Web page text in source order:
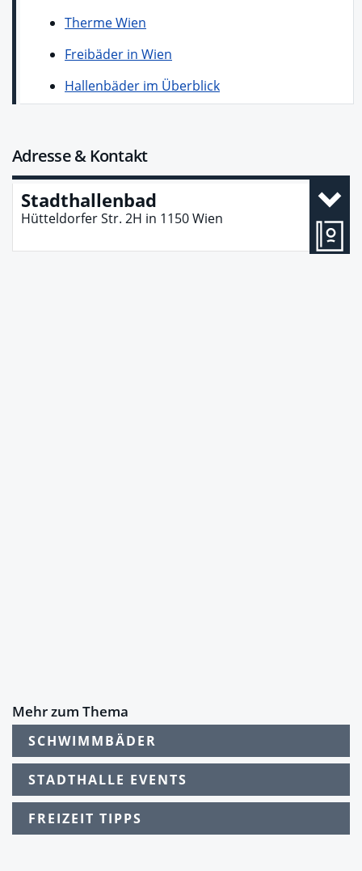
Therme Wien
Freibäder in Wien
Hallenbäder im Überblick
Adresse & Kontakt
Stadthallenbad
Hütteldorfer Str. 2H in 1150Wien
Mehr zum Thema
SCHWIMMBÄDER
STADTHALLE EVENTS
FREIZEIT TIPPS